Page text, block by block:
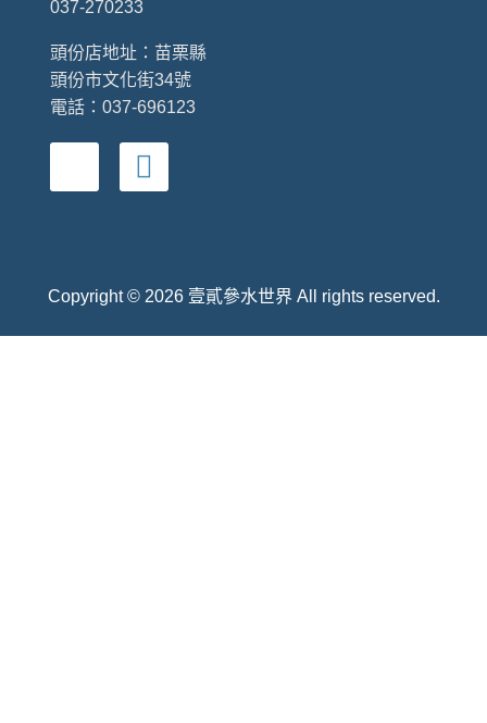
037-270233
頭份店地址： 苗栗縣
頭份市文化街34號
電話：037-696123
Copyright © 2026 壹貳參水世界 All rights reserved.